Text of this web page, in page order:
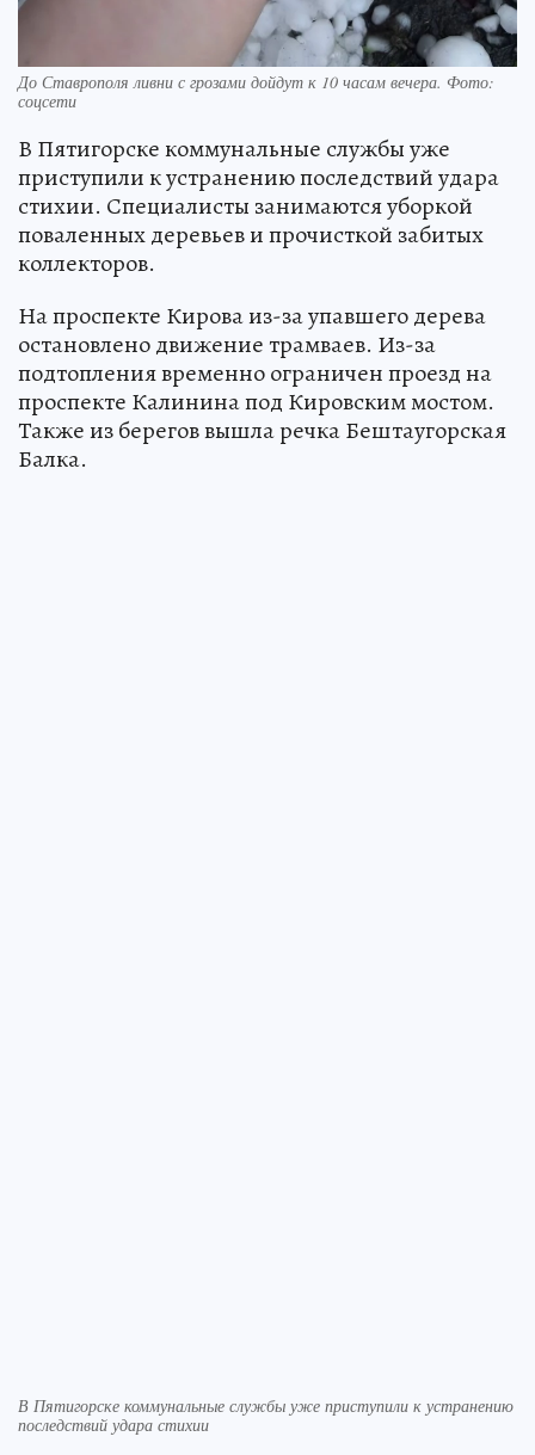
До Ставрополя ливни с грозами дойдут к 10 часам вечера. Фото:
соцсети
В Пятигорске коммунальные службы уже
приступили к устранению последствий удара
стихии. Специалисты занимаются уборкой
поваленных деревьев и прочисткой забитых
коллекторов.
На проспекте Кирова из-за упавшего дерева
остановлено движение трамваев. Из-за
подтопления временно ограничен проезд на
проспекте Калинина под Кировским мостом.
Также из берегов вышла речка Бештаугорская
Балка.
В Пятигорске коммунальные службы уже приступили к устранению
последствий удара стихии